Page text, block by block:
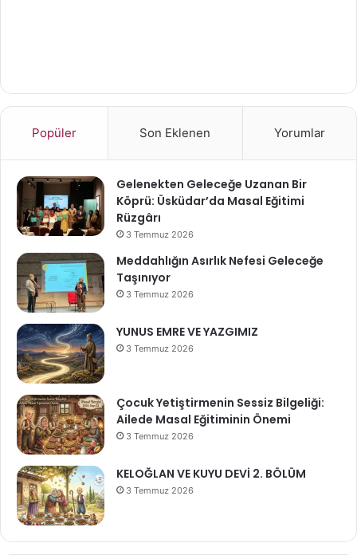
Popüler Son Eklenen Yorumlar
Gelenekten Geleceğe Uzanan Bir
Köprü: Üsküdar’da Masal Eğitimi
Rüzgârı
3 Temmuz 2026
Meddahlığın Asırlık Nefesi Geleceğe
Taşınıyor
3 Temmuz 2026
YUNUS EMRE VE YAZGIMIZ
3 Temmuz 2026
Çocuk Yetiştirmenin Sessiz Bilgeliği:
Ailede Masal Eğitiminin Önemi
3 Temmuz 2026
KELOĞLAN VE KUYU DEVİ 2. BÖLÜM
3 Temmuz 2026